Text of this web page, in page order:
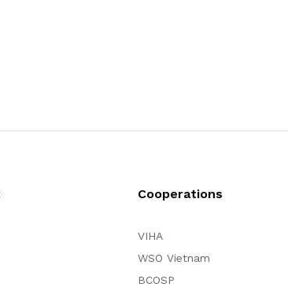
Cooperations
VIHA
WSO Vietnam
BCOSP